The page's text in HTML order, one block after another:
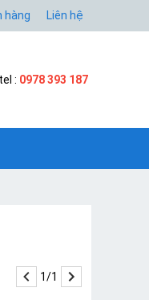
hàng Liên hệ
: 0978 393 187
1/1